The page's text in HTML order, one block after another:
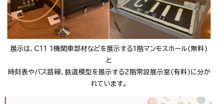
展示は、C11 1機関車部材などを展示する1階マンモスホール(無料)
と
時刻表やバス路線、鉄道模型を展示する2階常設展示室(有料)に分か
れています。